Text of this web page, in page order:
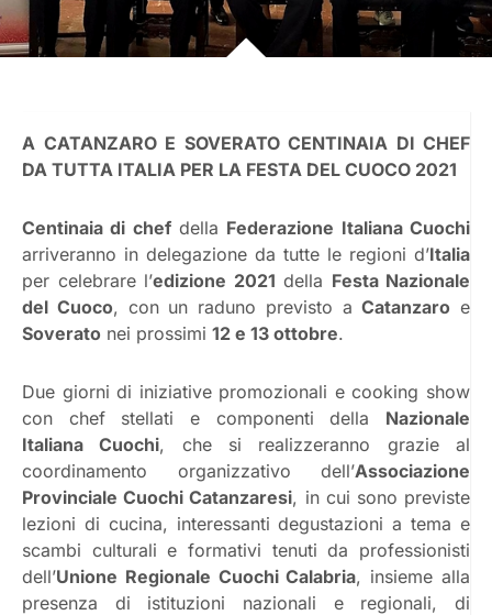
A CATANZARO E SOVERATO CENTINAIA DI CHEF
DA TUTTA ITALIA PER LA FESTA DEL CUOCO 2021
Centinaia di chefdella Federazione Italiana Cuochi
arriveranno in delegazione da tutte le regioni d’Italia
per celebrare l’edizione 2021 della Festa Nazionale
del Cuoco, con un raduno previsto aCatanzaro e
Soverato nei prossimi 12 e 13 ottobre.
Due giorni di iniziative promozionali e cooking show
con chef stellati e componenti della Nazionale
Italiana Cuochi, che si realizzeranno grazie al
coordinamento organizzativo dell’Associazione
Provinciale Cuochi Catanzaresi, in cui sono previste
lezioni di cucina, interessanti degustazioni a tema e
scambi culturali e formativi tenuti da professionisti
dell’Unione Regionale Cuochi Calabria, insieme alla
presenza di istituzioni nazionali e regionali, di